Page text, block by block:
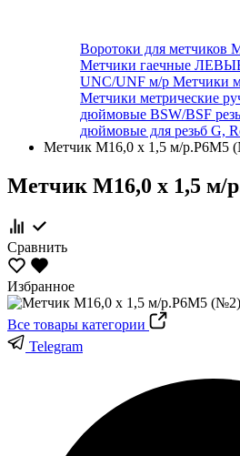
Воротоки для метчиков
Метчики гаечные
UNC/UNF м/р Метчики
Метчики метрические
дюймовые BSW/BSF
дюймовые для резьб G,
Метчик М16,0 х 1,5 м/р.Р6М5
Метчик М16,0 х 1,5
Сравнить
Избранное
Все товары категории
Telegram